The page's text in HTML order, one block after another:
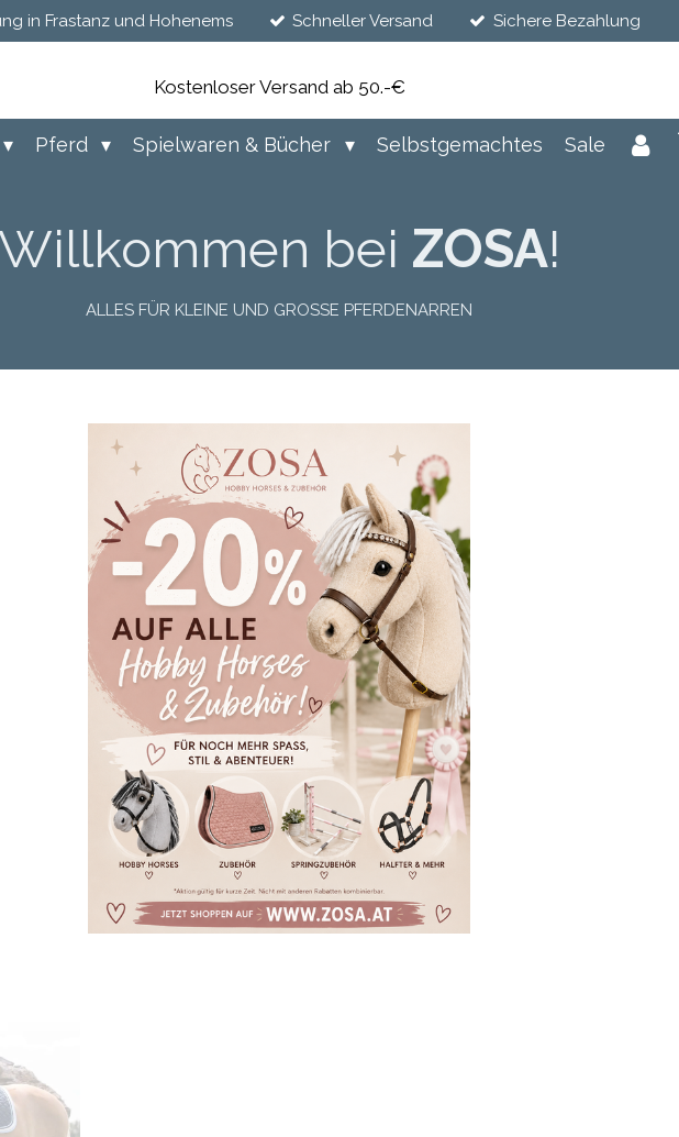
in Frastanz und Hohenems Schneller Versand Sichere Bezahlung
Kostenloser Versand ab 50.-€
Pferd Spielwaren & Bücher Selbstgemachtes Sale
bei ZOSA!
ALLES FÜR KLEINE UND GROSSE PFERDENARREN